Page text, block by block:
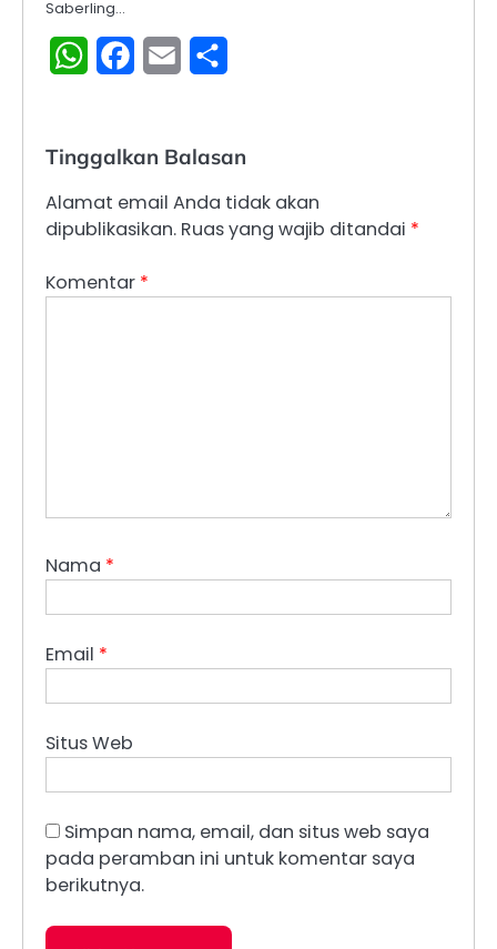
Saberling…
WhatsAppFacebook
Email
Tinggalkan Balasan
Alamat email Anda tidak akan
dipublikasikan. Ruas yang wajib ditandai *
Komentar *
Nama *
Email *
Situs Web
Simpan nama, email, dan situs web saya
pada peramban ini untuk komentar saya
berikutnya.